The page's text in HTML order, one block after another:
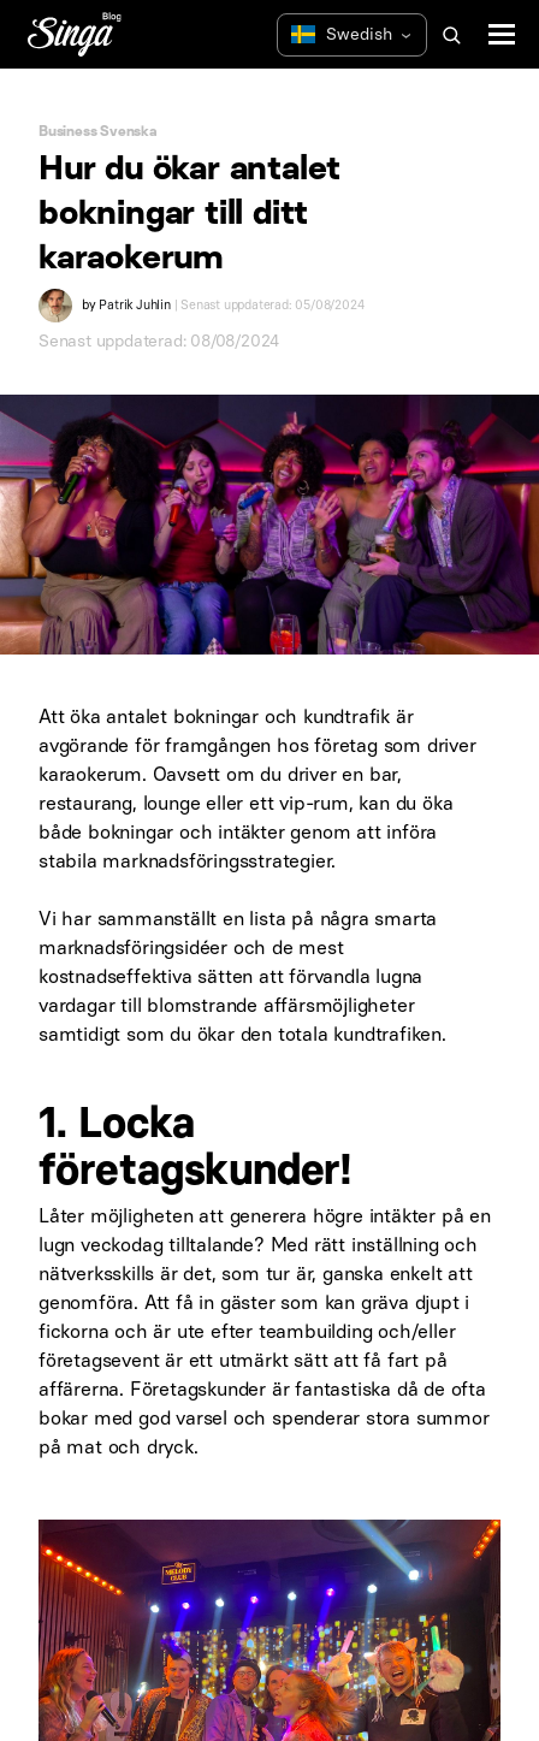
Business Svenska
Hur du ökar antalet
bokningar till ditt
karaokerum
by Patrik Juhlin| Senast uppdaterad: 05/08/2024
Senast uppdaterad: 08/08/2024
Att öka antalet bokningar och kundtrafik är
avgörande för framgången hos företag som driver
karaokerum. Oavsett om du driver en bar,
restaurang, lounge eller ett vip-rum, kan du öka
både bokningar och intäkter genom att införa
stabila marknadsföringsstrategier.
Vi har sammanställt en lista på några smarta
marknadsföringsidéer och de mest
kostnadseffektiva sätten att förvandla lugna
vardagar till blomstrande affärsmöjligheter
samtidigt som du ökar den totala kundtrafiken.
1. Locka
företagskunder!
Låter möjligheten att generera högre intäkter på en
lugn veckodag tilltalande? Med rätt inställning och
nätverksskills är det, som tur är, ganska enkelt att
genomföra. Att få in gäster som kan gräva djupt i
fickorna och är ute efter teambuilding och/eller
företagsevent är ett utmärkt sätt att få fart på
affärerna. Företagskunder är fantastiska då de ofta
bokar med god varsel och spenderar stora summor
på mat och dryck.